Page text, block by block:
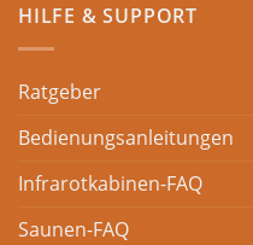
HILFE & SUPPORT
Ratgeber
Bedienungsanleitungen
Infrarotkabinen-FAQ
Saunen-FAQ